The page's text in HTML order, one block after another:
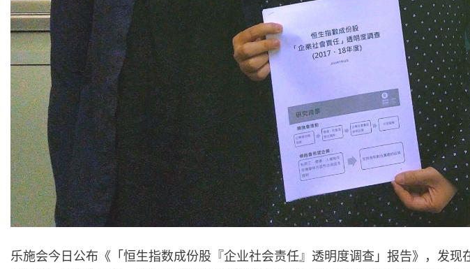
乐施会今日公布《「恒生指数成份股『企业社会责任』透明度调查」报告》，发